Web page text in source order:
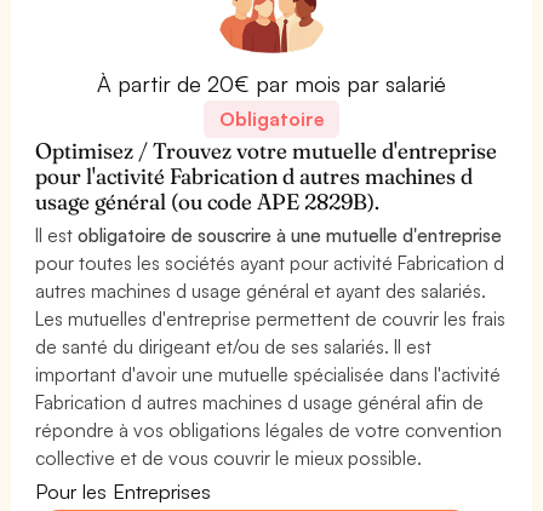
À partir de 20€ par mois par salarié
Obligatoire
Optimisez / Trouvez votre mutuelle d'entreprise
pour l'activité Fabrication d autres machines d
usage général (ou code APE 2829B).
Il estobligatoire de souscrire à une mutuelle d'entreprise
pour toutes les sociétés ayant pour activité Fabrication d
autres machines d usage général et ayant des salariés.
Les mutuelles d'entreprise permettent de couvrir les frais
de santé du dirigeant et/ou de ses salariés. Il est
important d'avoir une mutuelle spécialisée dans l'activité
Fabrication d autres machines d usage général afin de
répondre à vos obligations légales de votre convention
collective et de vous couvrir le mieux possible.
Pour les Entreprises